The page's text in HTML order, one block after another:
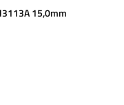
15,0mm